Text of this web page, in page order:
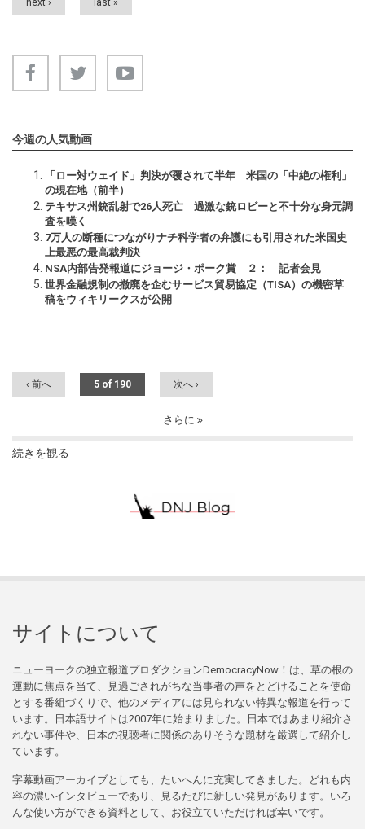
next › last »
今週の人気動画
「ロー対ウェイド」判決が覆されて半年 米国の「中絶の権利」
の現在地（前半）
テキサス州銃乱射で26人死亡 過激な銃ロビーと不十分な身元調
査を嘆く
7万人の断種につながりナチ科学者の弁護にも引用された米国史
上最悪の最高裁判決
NSA内部告発報道にジョージ・ポーク賞 ２： 記者会見
世界金融規制の撤廃を企むサービス貿易協定（TISA）の機密草
稿をウィキリークスが公開
‹ 前へ 5 of 190 次へ ›
さらに
続きを観る
サイトについて
ニューヨークの独立報道プロダクションDemocracyNow！は、草の根の
運動に焦点を当て、見過ごされがちな当事者の声をとどけることを使命
とする番組づくりで、他のメディアには見られない特異な報道を行って
います。日本語サイトは2007年に始まりました。日本ではあまり紹介さ
れない事件や、日本の視聴者に関係のありそうな題材を厳選して紹介し
ています。
字幕動画アーカイブとしても、たいへんに充実してきました。どれも内
容の濃いインタビューであり、見るたびに新しい発見があります。いろ
んな使い方ができる資料として、お役立ていただければ幸いです。